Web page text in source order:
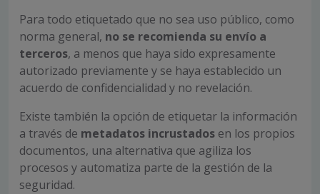
Para todo etiquetado que no sea uso público, como
norma general, no se recomienda su envío a
terceros, a menos que haya sido expresamente
autorizado previamente y se haya establecido un
acuerdo de confidencialidad y no revelación.
Existe también la opción de etiquetar la información
a través de metadatos incrustados en los propios
documentos, una alternativa que agiliza los
procesos y automatiza parte de la gestión de la
seguridad.